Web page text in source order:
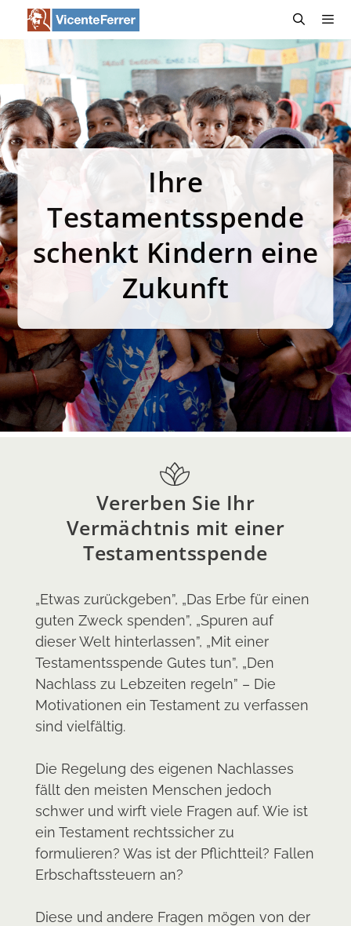
Zum
Inhalt
springen
Menü
Ihre
Testamentsspende
schenkt Kindern eine
Zukunft
Vererben Sie Ihr
Vermächtnis mit einer
Testamentsspende
„Etwas zurückgeben”, „Das Erbe für einen
guten Zweck spenden”, „Spuren auf
dieser Welt hinterlassen”, „Mit einer
Testamentsspende Gutes tun”, „Den
Nachlass zu Lebzeiten regeln” – Die
Motivationen ein Testament zu verfassen
sind vielfältig.
Die Regelung des eigenen Nachlasses
fällt den meisten Menschen jedoch
schwer und wirft viele Fragen auf. Wie ist
ein Testament rechtssicher zu
formulieren? Was ist der Pflichtteil? Fallen
Erbschaftssteuern an?
Diese und andere Fragen mögen von der